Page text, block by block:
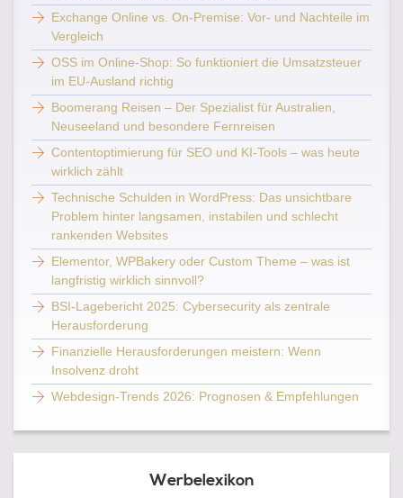
Exchange Online vs. On-Premise: Vor- und Nachteile im
Vergleich
OSS im Online-Shop: So funktioniert die Umsatzsteuer
im EU-Ausland richtig
Boomerang Reisen – Der Spezialist für Australien,
Neuseeland und besondere Fernreisen
Contentoptimierung für SEO und KI-Tools – was heute
wirklich zählt
Technische Schulden in WordPress: Das unsichtbare
Problem hinter langsamen, instabilen und schlecht
rankenden Websites
Elementor, WPBakery oder Custom Theme – was ist
langfristig wirklich sinnvoll?
BSI-Lagebericht 2025: Cybersecurity als zentrale
Herausforderung
Finanzielle Herausforderungen meistern: Wenn
Insolvenz droht
Webdesign-Trends 2026: Prognosen & Empfehlungen
Werbelexikon